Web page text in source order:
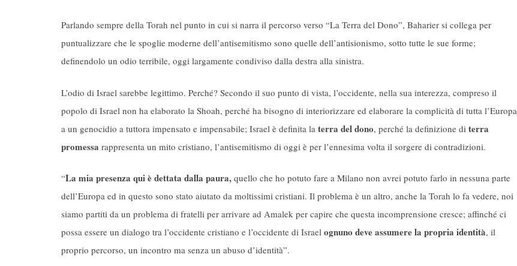
Parlando sempre della Torah nel punto in cui si narra il percorso verso “La Terra del Dono”, Baharier si collega per
puntualizzare che le spoglie moderne dell’antisemitismo sono quelle dell’antisionismo, sotto tutte le sue forme;
definendolo un odio terribile, oggi largamente condiviso dalla destra alla sinistra.
L’odio di Israel sarebbe legittimo. Perché? Secondo il suo punto di vista, l’occidente, nella sua interezza, compreso il
popolo di Israel non ha elaborato la Shoah, perché ha bisogno di interiorizzare ed elaborare la complicità di tutta l’Europa
a un genocidio a tuttora impensato e impensabile; Israel è definita la terra del dono, perché la definizione di terra
promessa rappresenta un mito cristiano, l’antisemitismo di oggi è per l’ennesima volta il sorgere di contradizioni.
“La mia presenza qui è dettata dalla paura, quello che ho potuto fare a Milano non avrei potuto farlo in nessuna parte
dell’Europa ed in questo sono stato aiutato da moltissimi cristiani. Il problema è un altro, anche la Torah lo fa vedere, noi
siamo partiti da un problema di fratelli per arrivare ad Amalek per capire che questa incomprensione cresce; affinché ci
possa essere un dialogo tra l’occidente cristiano e l’occidente di Israel ognuno deve assumere la propria identità, il
proprio percorso, un incontro ma senza un abuso d’identità”.